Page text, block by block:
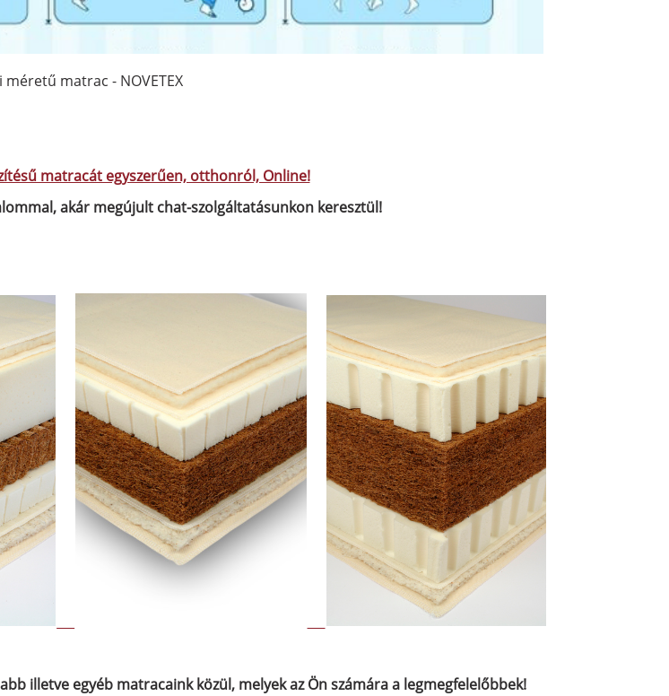
méretű matrac - NOVETEX
matracát egyszerűen, otthonról, Online!
akár megújult chat-szolgáltatásunkon keresztül!
illetve egyéb matracaink közül, melyek az Ön számára a legmegfelelőbbek!